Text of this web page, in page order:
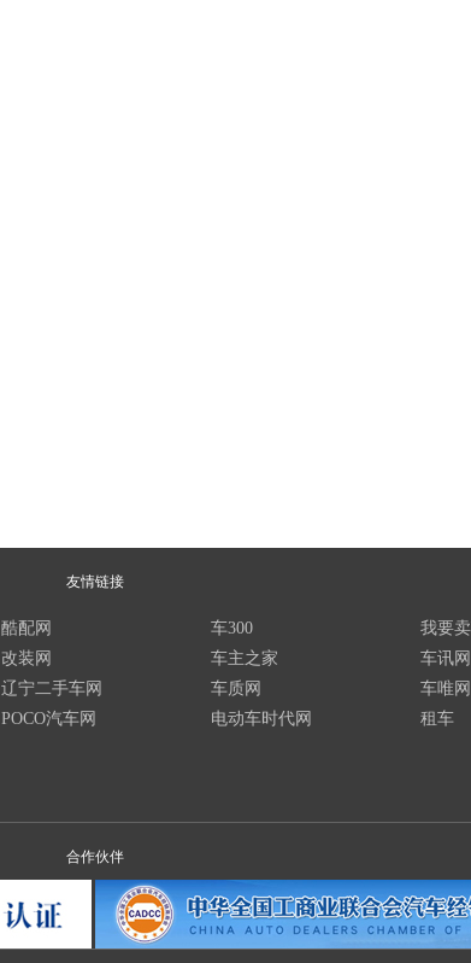
友情链接
酷配网
改装网
辽宁二手车网
POCO汽车网
车300
车主之家
车质网
电动车时代网
我要
车讯网
车唯网
租车
合作伙伴